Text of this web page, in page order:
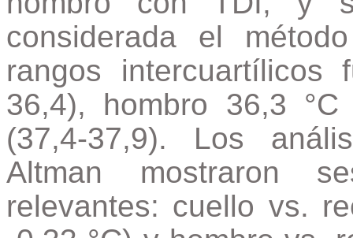
considerada el
rangos intercuartílicos
36,4), hombro 36,3
(37,4-37,9). Los
Altman mostraron
relevantes: cuello vs.